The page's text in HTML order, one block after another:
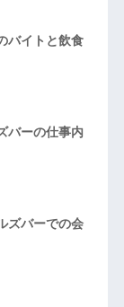
バイトと飲食
バーの仕事内
ズバーでの会